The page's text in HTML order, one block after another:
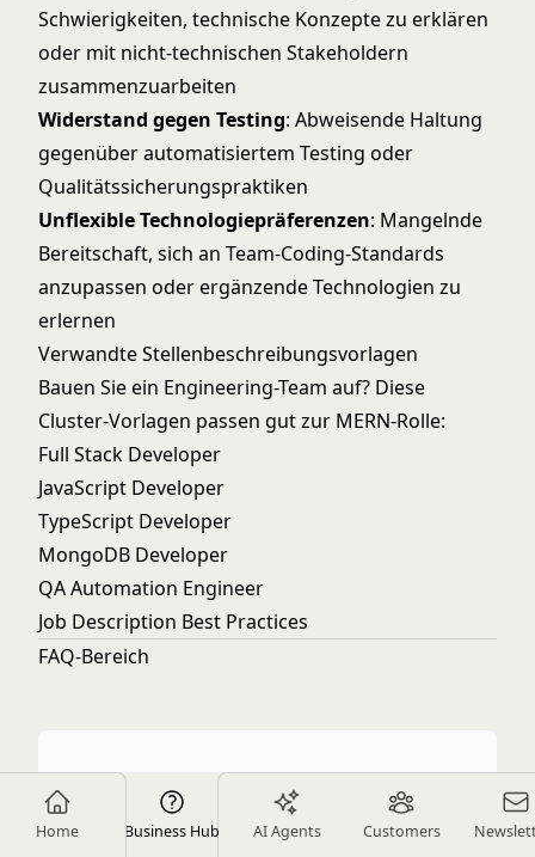
Home Business Hub AI Agents Customers
Schwierigkeiten, technische Konzepte zu erklären
oder mit nicht-technischen Stakeholdern
zusammenzuarbeiten
Widerstand gegen Testing: Abweisende Haltung
gegenüber automatisiertem Testing oder
Qualitätssicherungspraktiken
Unflexible Technologiepräferenzen: Mangelnde
Bereitschaft, sich an Team-Coding-Standards
anzupassen oder ergänzende Technologien zu
erlernen
Verwandte Stellenbeschreibungsvorlagen
Bauen Sie ein Engineering-Team auf? Diese
Cluster-Vorlagen passen gut zur MERN-Rolle:
Full Stack Developer
JavaScript Developer
TypeScript Developer
MongoDB Developer
QA Automation Engineer
Job Description Best Practices
FAQ-Bereich
Für Arbeitgeber bei der
Einstellung von MERN-